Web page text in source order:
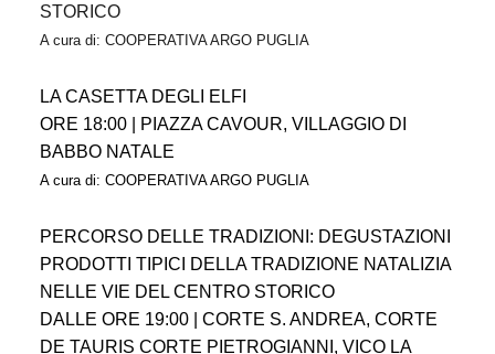
STORICO
A cura di: COOPERATIVA ARGO PUGLIA
LA CASETTA DEGLI ELFI
ORE 18:00 | PIAZZA CAVOUR, VILLAGGIO DI
BABBO NATALE
A cura di: COOPERATIVA ARGO PUGLIA
PERCORSO DELLE TRADIZIONI: DEGUSTAZIONI
PRODOTTI TIPICI DELLA TRADIZIONE NATALIZIA
NELLE VIE DEL CENTRO STORICO
DALLE ORE 19:00 | CORTE S. ANDREA, CORTE
DE TAURIS CORTE PIETROGIANNI, VICO LA